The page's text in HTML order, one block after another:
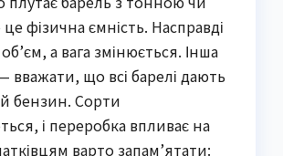
фізична ємність. Насправді
а вага змінюється. Інша
вважати, що всі барелі дають
бензин. Сорти
і переробка впливає на
варто запам’ятати: